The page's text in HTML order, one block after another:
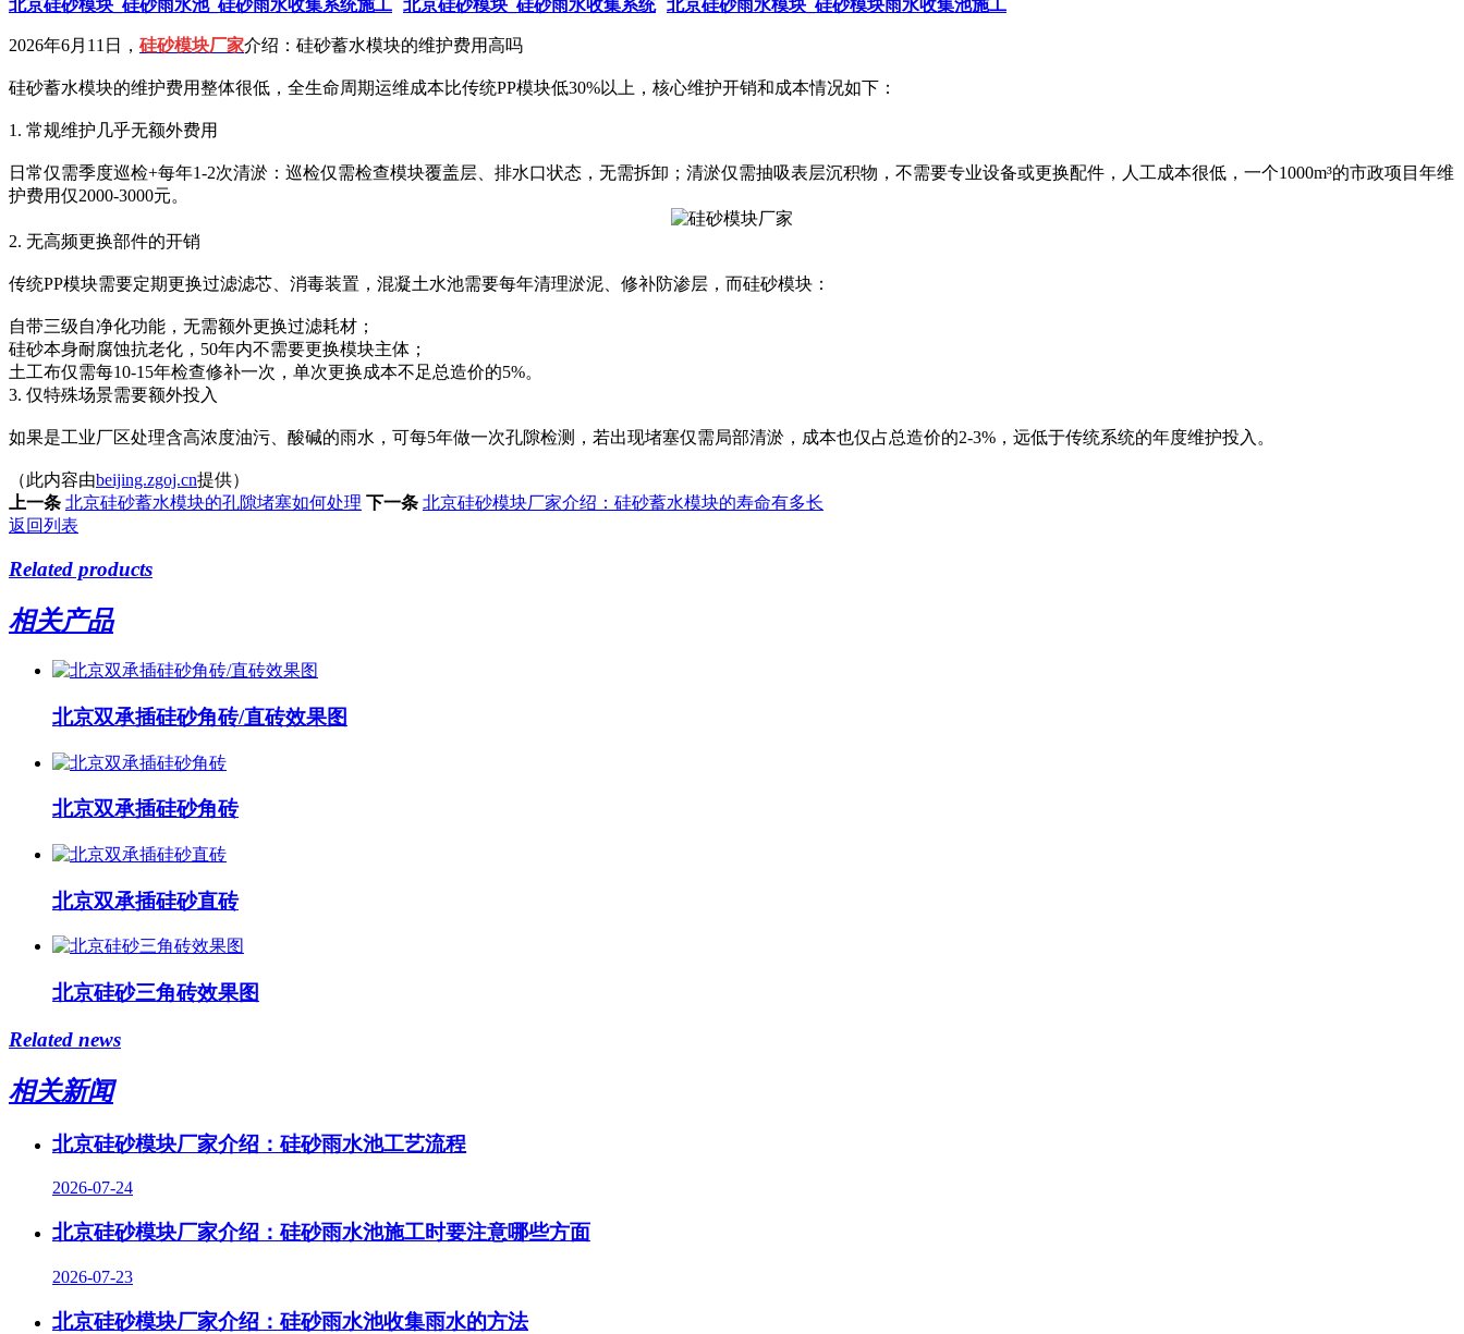
北京硅砂模块_硅砂雨水池_硅砂雨水收集系统施工 北京硅砂模块_硅砂雨水收集系统 北京硅砂雨水模块_硅砂模块雨水收集池施工
2026年6月11日， 硅砂模块厂家介绍：硅砂蓄水模块的维护费用高吗
硅砂蓄水模块的维护费用整体很低，全生命周期运维成本比传统PP模块低30%以上‌，核心维护开销和成本情况如下：
1. 常规维护几乎无额外费用
日常仅需‌季度巡检+每年1-2次清淤‌：巡检仅需检查模块覆盖层、排水口状态，无需拆卸；清淤仅需抽吸表层沉积物，不需要专业设备或更换配件，人工成本很低，一个1000m³的市政项目年维
护费用仅2000-3000元。
2. 无高频更换部件的开销
传统PP模块需要定期更换过滤滤芯、消毒装置，混凝土水池需要每年清理淤泥、修补防渗层，而硅砂模块：
自带三级自净化功能，无需额外更换过滤耗材；
硅砂本身耐腐蚀抗老化，50年内不需要更换模块主体；
土工布仅需每10-15年检查修补一次，单次更换成本不足总造价的5%。
3. 仅特殊场景需要额外投入
如果是工业厂区处理含高浓度油污、酸碱的雨水，可每5年做一次孔隙检测，若出现堵塞仅需局部清淤，成本也仅占总造价的2-3%，远低于传统系统的年度维护投入。
（此内容由beijing.zgoj.cn提供）
上一条 北京硅砂蓄水模块的孔隙堵塞如何处理 下一条 北京硅砂模块厂家介绍：硅砂蓄水模块的寿命有多长
返回列表
Related products
相关产品
北京双承插硅砂角砖/直砖效果图
北京双承插硅砂角砖
北京双承插硅砂直砖
北京硅砂三角砖效果图
Related news
相关新闻
北京硅砂模块厂家介绍：硅砂雨水池工艺流程
2026-07-24
北京硅砂模块厂家介绍：硅砂雨水池施工时要注意哪些方面
2026-07-23
北京硅砂模块厂家介绍：硅砂雨水池收集雨水的方法